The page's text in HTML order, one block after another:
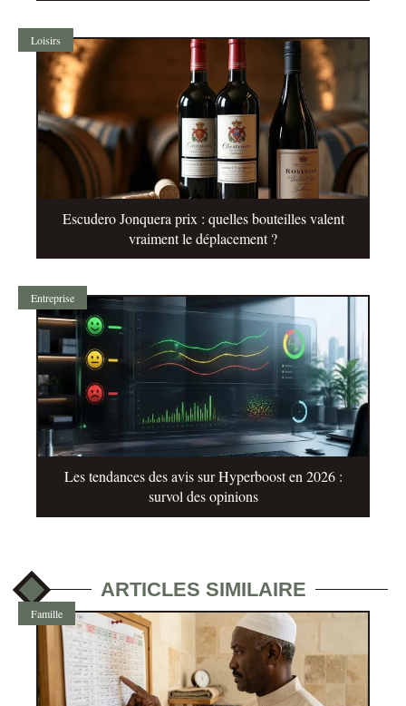
Loisirs
Escudero Jonquera prix : quelles bouteilles valent
vraiment le déplacement ?
Entreprise
Les tendances des avis sur Hyperboost en 2026 :
survol des opinions
ARTICLES SIMILAIRE
Famille